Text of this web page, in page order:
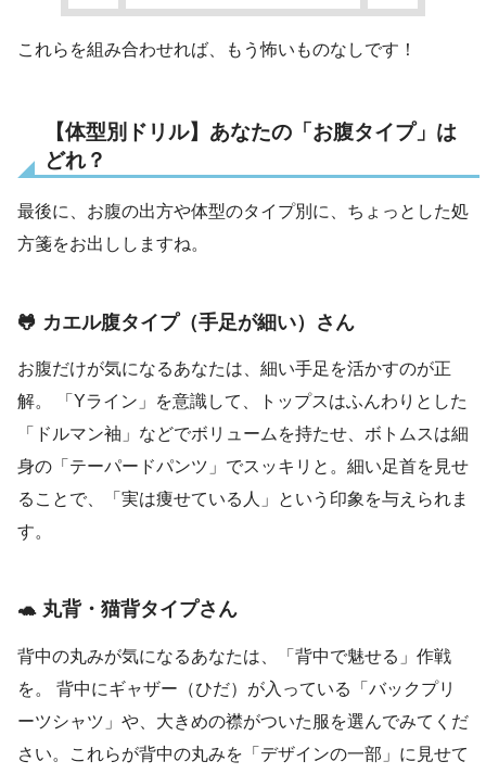
これらを組み合わせれば、もう怖いものなしです！
【体型別ドリル】あなたの「お腹タイプ」は
どれ？
最後に、お腹の出方や体型のタイプ別に、ちょっとした処
方箋をお出ししますね。
🐸 カエル腹タイプ（手足が細い）さん
お腹だけが気になるあなたは、細い手足を活かすのが正
解。 「Yライン」を意識して、トップスはふんわりとした
「ドルマン袖」などでボリュームを持たせ、ボトムスは細
身の「テーパードパンツ」でスッキリと。細い足首を見せ
ることで、「実は痩せている人」という印象を与えられま
す。
🐢 丸背・猫背タイプさん
背中の丸みが気になるあなたは、「背中で魅せる」作戦
を。 背中にギャザー（ひだ）が入っている「バックプリ
ーツシャツ」や、大きめの襟がついた服を選んでみてくだ
さい。これらが背中の丸みを「デザインの一部」に見せて